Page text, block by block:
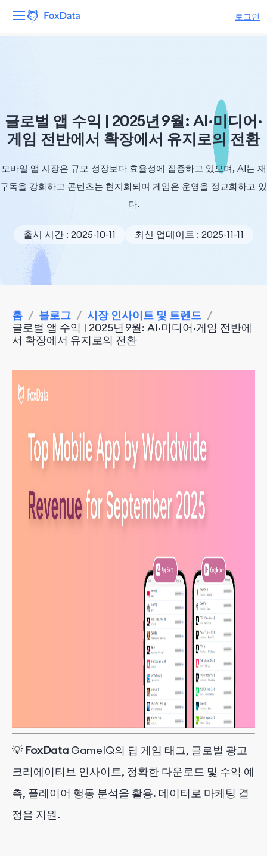
로그인
자원
가격
글로벌 앱 수익 | 2025년 9월: AI·미디어·
게임 전반에서 확장에서 유지로의 전환
모바일 앱 시장은 규모 성장보다 효율성에 집중하고 있으며, AI는 재
구독을 강화하고 콘텐츠는 현지화되며 게임은 운영을 정교화하고 있
다.
출시 시간 : 2025-10-11 최신 업데이트 : 2025-11-11
홈 / 블로그 / 시장 인사이트 및 트렌드 /
글로벌 앱 수익 | 2025년 9월: AI·미디어·게임 전반에
서 확장에서 유지로의 전환
💡 FoxData GameIQ의 딥 게임 태그, 글로벌 광고
크리에이티브 인사이트, 정확한 다운로드 및 수익 예
측, 플레이어 행동 분석을 활용. 데이터로 마케팅 결
정을 지원.